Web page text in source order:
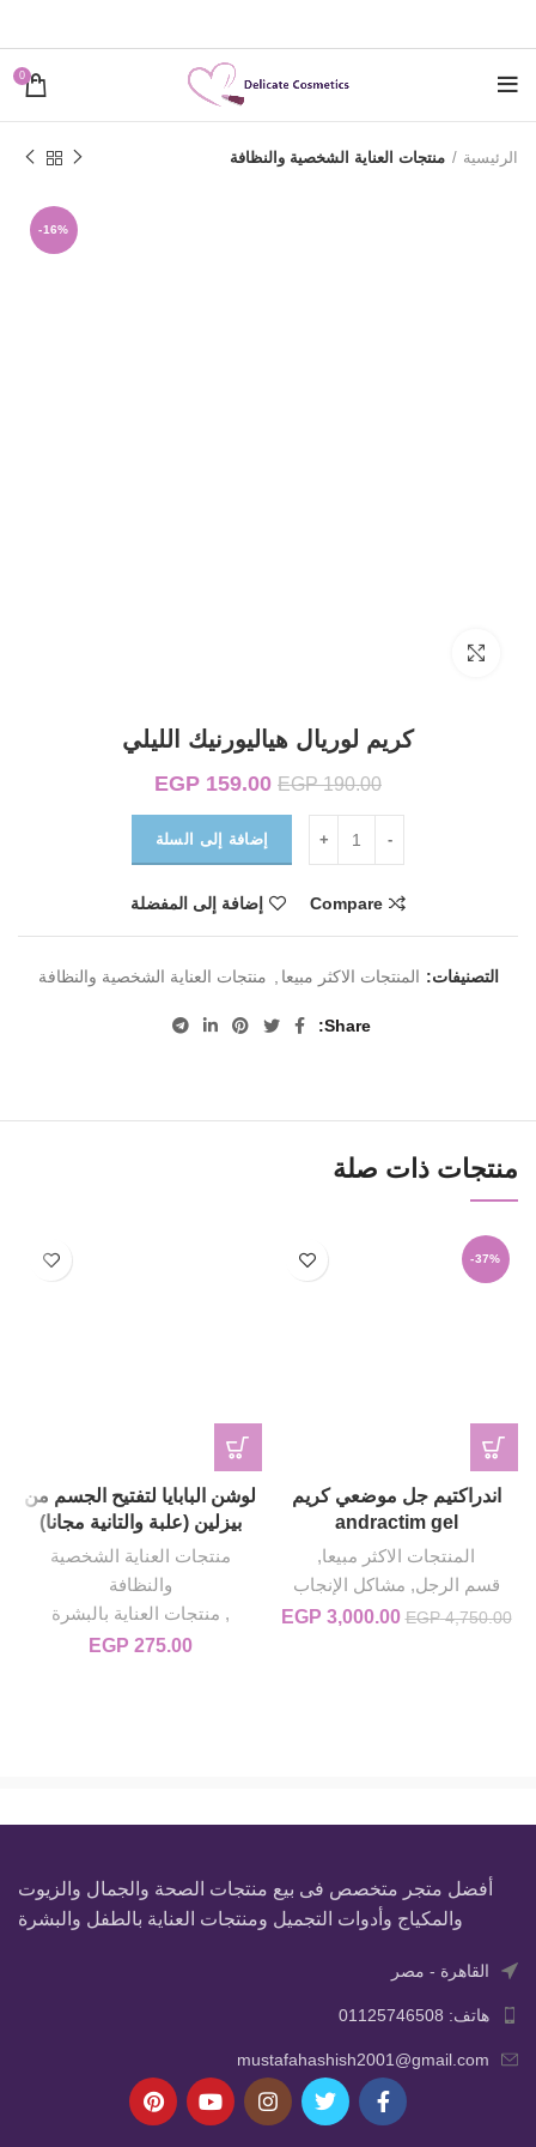
0
الرئيسية منتجات العناية الشخصية والنظافة
-16%
كريم لوريال هياليورنيك الليلي
EGP190.00
السعر الأصلي هو:
EGP 190.00.
EGP 159.00
EGP 159.00.
إضافة إلى السلة
Compare إضافة إلى المفضلة
التصنيفات: المنتجات الاكثر مبيعا منتجات العناية الشخصية والنظافة
Share
منتجات ذات صلة
-37%
اندراكتيم جل موضعي كريم
andractim gel
المنتجات الاكثر مبيعا,
قسم الرجل, مشاكل الإنجاب
EGP4,750.00 السعر الأصلي هو: EGP 4,750.00.
EGP 3,000.00 السعر الحالي هو: EGP 3,000.00.
لوشن البابايا لتفتيح الجسم من
بيزلين (علبة والتانية مجانا)
منتجات العناية الشخصية
والنظافة
, منتجات العناية بالبشرة
EGP 275.00
أفضل متجر متخصص فى بيع منتجات الصحة والجمال والزيوت
والمكياج وأدوات التجميل ومنتجات العناية بالطفل والبشرة
القاهرة - مصر
هاتف: 01125746508
mustafahashish2001@gmail.com